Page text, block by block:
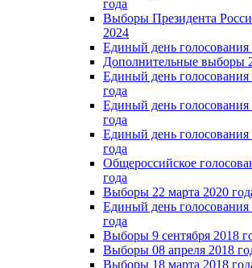
года
Выборы Президента
2024
Единый день голосования
Дополнительные выборы
Единый день голосования
года
Единый день голосования
года
Единый день голосования
года
Общероссийское
года
Выборы 22 марта 2020
Единый день голосования
года
Выборы 9 сентября 2018
Выборы 08 апреля 2018
Выборы 18 марта 2018